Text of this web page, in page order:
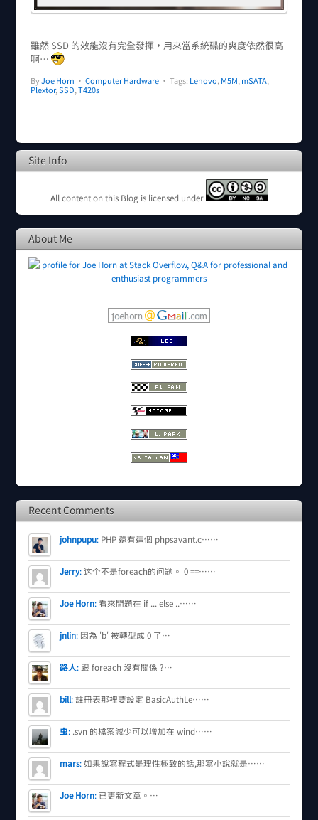
雖然 SSD 的效能沒有完全發揮，用來當系統碟的爽度依然很高
啊…
ByJoe Horn • Computer Hardware • Tags: Lenovo,M5M,mSATA,
Plextor,SSD,T420s
Site Info
All content on this Blog is licensed under
About Me
Recent Comments
johnpupu: PHP 還有這個 phpsavant.c……
Jerry:这个不是foreach的问题。 0 ==……
Joe Horn:看來問題在 if ... else ..……
jnlin: 因為 'b' 被轉型成 0 了…
路人:跟 foreach 沒有關係 ?…
bill:註冊表那裡要設定 BasicAuthLe……
虫: .svn 的檔案減少可以增加在 wind……
mars:如果說寫程式是理性極致的話,那寫小說就是……
Joe Horn: 已更新文章。…